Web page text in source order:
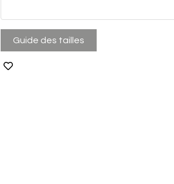
Guide des tailles